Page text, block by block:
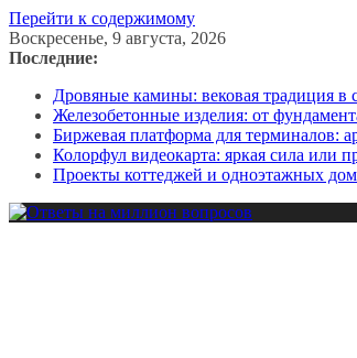
Перейти к содержимому
Воскресенье, 9 августа, 2026
Последние:
Дровяные камины: вековая традиция в
Железобетонные изделия: от
Биржевая платформа для терминалов:
Колорфул видеокарта: яркая сила или
Проекты коттеджей и одноэтажных